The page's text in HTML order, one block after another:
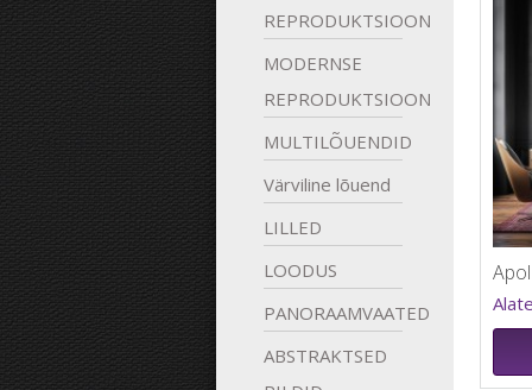
REPRODUKTSIOONID
MODERNSE
REPRODUKTSIOONID
MULTILÕUENDID
Värviline lõuend
LILLED
LOODUS
PANORAAMVAATED
ABSTRAKTSED